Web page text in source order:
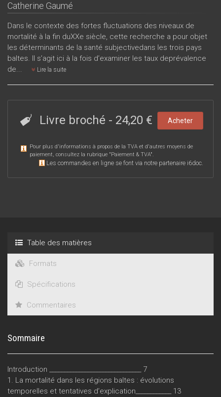
Catherine Gaumé
Dans le contexte des fortes fluctuations des niveaux de
mortalité à la fin duXXe siècle, cette recherche a pour objet
les déterminants de la santé subjectivedans les trois pays
baltes. Il s’agit ici à la fois d’examiner les taux deprévalence
de...
Lire la suite
Livre broché - 24,20 € Acheter
Pour plus d'informations à propos de la TVA et d'autres moyens de
paiement, consultez la rubrique "Paiement & TVA".
Les commandes en ligne se font via notre partenaire i6doc.
Table des matières
Formats
Spécifications
Commentaires
Sommaire
Introduction _______________________________ 7
1. La mortalité dans les régions baltes : évolutions
temporelles et tentatives d’explication____________ 13